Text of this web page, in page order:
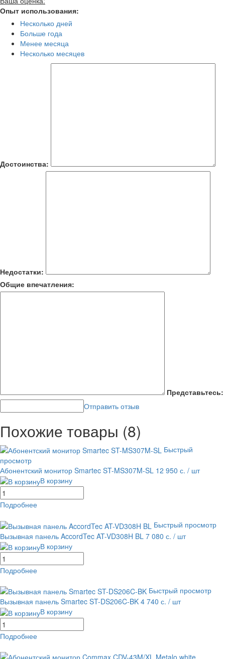
Опыт использования:
Несколько дней
Больше года
Менее месяца
Несколько месяцев
Достоинства:
Недостатки:
Общие впечатления:
Представьтесь:
Отправить отзыв
Похожие товары (8)
Быстрый
просмотр
Абонентский монитор Smartec ST-MS307M-SL 12 950 с. / шт
В корзину
Подробнее
Быстрый просмотр
Вызывная панель AccordTec AT-VD308H BL 7 080 с. / шт
В корзину
Подробнее
Быстрый просмотр
Вызывная панель Smartec ST-DS206C-BK 4 740 с. / шт
В корзину
Подробнее